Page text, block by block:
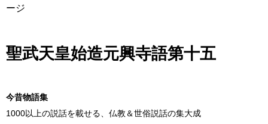
ージ
聖武天皇始造元興寺語第十五
今昔物語集
1000以上の説話を載せる、仏教＆世俗説話の集大成